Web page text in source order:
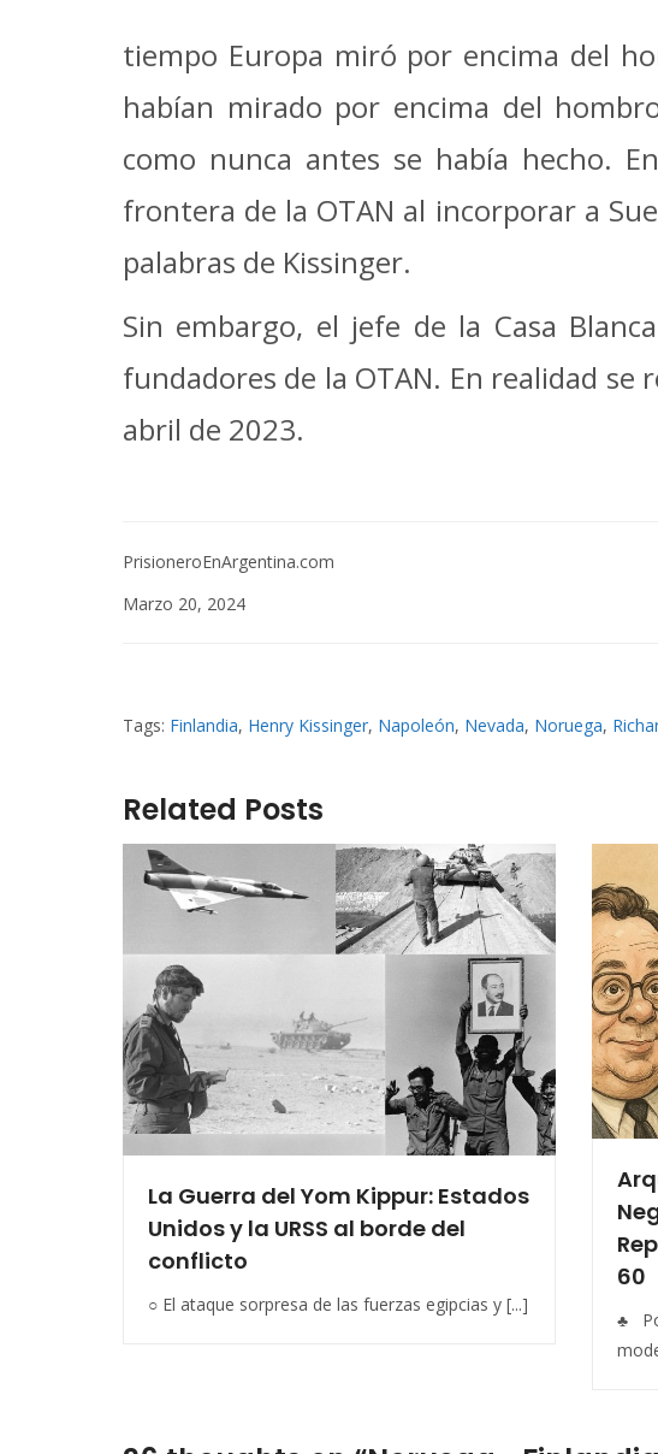
tiempo Europa miró por encima del
habían mirado por encima del
como nunca antes se había hecho.
frontera de la OTAN al incorporar a
palabras de Kissinger.
Sin embargo, el jefe de la Casa
fundadores de la OTAN. En realidad
abril de 2023.
PrisioneroEnArgentina.com
Marzo 20, 2024
Tags: Finlandia, Henry Kissinger, Napoleón, Nevada, Noruega,
Related Posts
La Guerra del Yom Kippur: Estados
Unidos y la URSS al borde del
conflicto
○ El ataque sorpresa de las fuerzas egipcias y [...]
60
♣